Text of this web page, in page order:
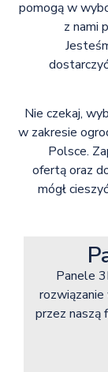
pomogą w
z nami
Nie czekaj,
w zakresie
Polsce.
ofertą oraz
mógł
Panele
przez naszą